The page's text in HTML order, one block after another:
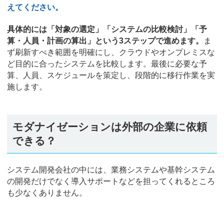
えてください。
具体的には「対象の選定」「システムの比較検討」「予
算・人員・計画の算出」という3ステップで進めます。
ま
ず刷新すべき範囲を明確にし、クラウドやオンプレミスな
ど目的に合ったシステムを比較します。最後に必要な予
算、人員、スケジュールを策定し、段階的に移行作業を実
施します。
モダナイゼーションは外部の企業に依頼
できる？
システム開発会社の中には、業務システムや基幹システム
の開発だけでなく導入サポートなどを担ってくれるところ
も少なくありません。